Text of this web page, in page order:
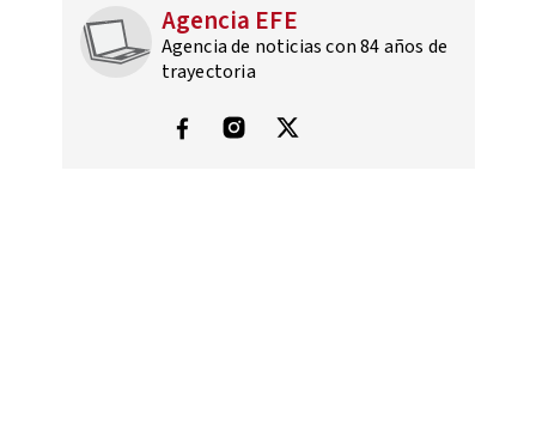
Agencia EFE
Agencia de noticias con 84 años de
trayectoria